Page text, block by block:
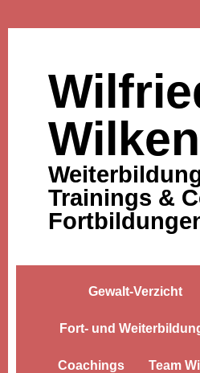
Trainings &
Gewalt-Verzicht
Fort- und
Coachings Team